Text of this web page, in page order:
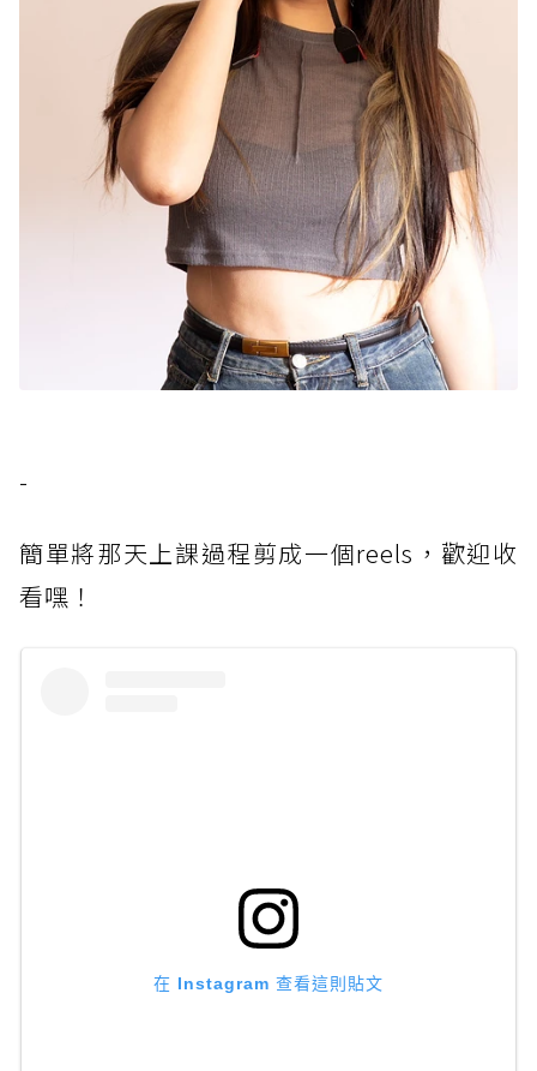
-
簡單將那天上課過程剪成一個reels，歡迎收
看嘿！
在 Instagram 查看這則貼文